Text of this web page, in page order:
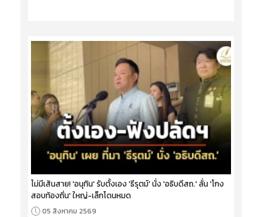
ไม่มีเส้นสาย! 'อนุทิน' รับตั้งเอง 'ธีรุตม์' นั่ง 'อธิบดีสถ.' ลั่น 'โกง
สอบท้องถิ่น' ใหญ่-เล็กโดนหมด
05 สิงหาคม 2569